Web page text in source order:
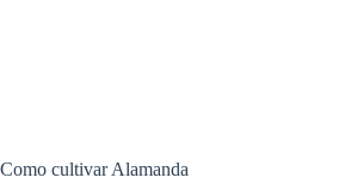
Como cultivar Alamanda